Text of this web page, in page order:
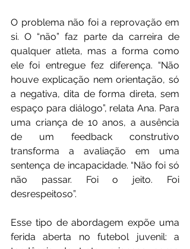
O problema não foi a reprovação em
si. O “não” faz parte da carreira de
qualquer atleta, mas a forma como
ele foi entregue fez diferença. “Não
houve explicação nem orientação, só
a negativa, dita de forma direta, sem
espaço para diálogo”, relata Ana. Para
uma criança de 10 anos, a ausência
de um feedback construtivo
transforma a avaliação em uma
sentença de incapacidade. “Não foi só
não passar. Foi o jeito. Foi
desrespeitoso”.
Esse tipo de abordagem expõe uma
ferida aberta no futebol juvenil: a